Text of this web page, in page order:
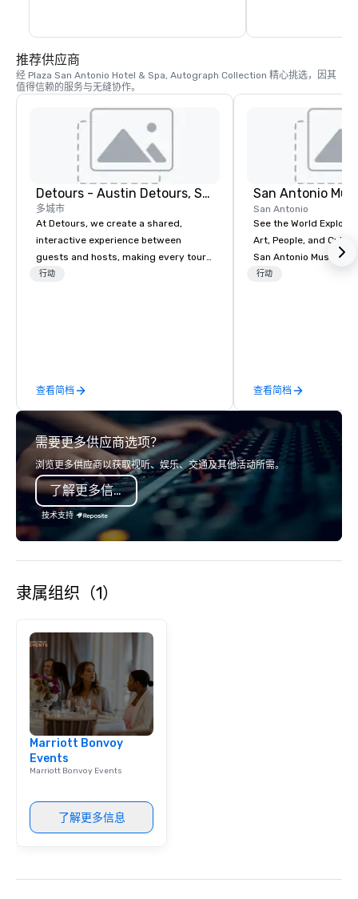
推荐供应商
经 Plaza San Antonio Hotel & Spa, Autograph Collection 精心挑选，因其
值得信赖的服务与无缝协作。
Detours - Austin Detours, San Antonio Detours, DFW Detours
多城市
At Detours, we create a shared,
interactive experience between
guests and hosts, making every tour
one-of-a-kind. Our experiences strike
We don’t simply “find Tour Guides”, we
seek out culture creators – actors,
musicians, comedians, and other
talented locals.
行动
查看简档
San Antonio
San Antonio
See the World Explore
Art, People, and Culture A visit to
San Antonio Museum
takes you around the
southern United
Rockefeller Latin
spans the ages from
Americas to the
an outstanding
art. In the
comprehensive Asian
displays works from
行动
查看简档
需要更多供应商选项？
浏览更多供应商以获取视听、娱乐、交通及其他活动所需。
了解更多信息
技术支持
隶属组织（1）
Marriott Bonvoy
Events
Marriott Bonvoy Events
了解更多信息